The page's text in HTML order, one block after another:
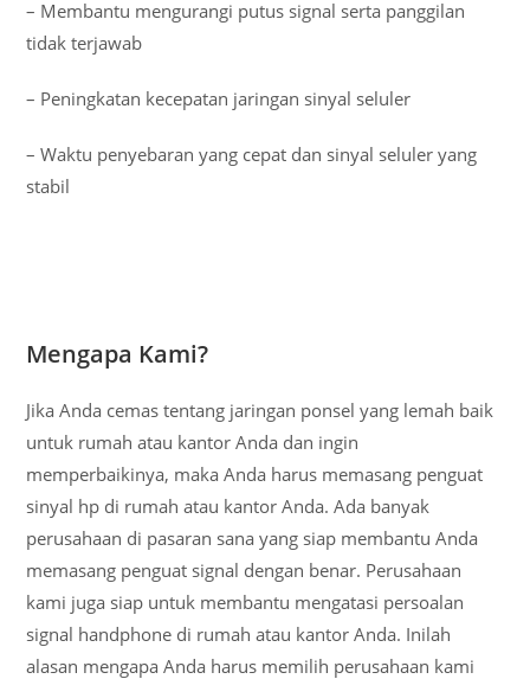
– Membantu mengurangi putus signal serta panggilan
tidak terjawab
– Peningkatan kecepatan jaringan sinyal seluler
– Waktu penyebaran yang cepat dan sinyal seluler yang
stabil
Mengapa Kami?
Jika Anda cemas tentang jaringan ponsel yang lemah baik
untuk rumah atau kantor Anda dan ingin
memperbaikinya, maka Anda harus memasang penguat
sinyal hp di rumah atau kantor Anda. Ada banyak
perusahaan di pasaran sana yang siap membantu Anda
memasang penguat signal dengan benar. Perusahaan
kami juga siap untuk membantu mengatasi persoalan
signal handphone di rumah atau kantor Anda. Inilah
alasan mengapa Anda harus memilih perusahaan kami